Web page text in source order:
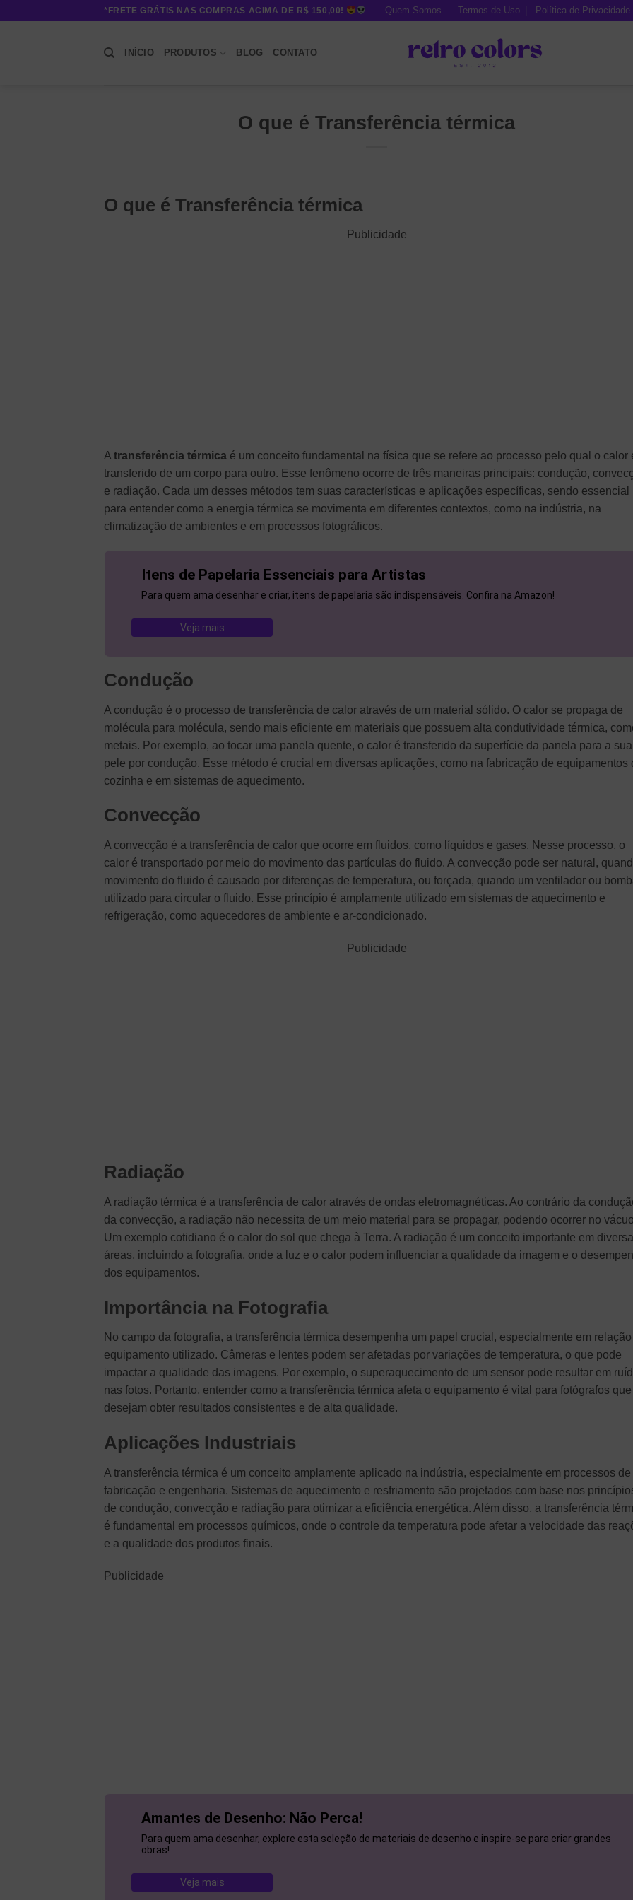
*FRETE GRÁTIS NAS COMPRAS ACIMA DE R$ 150,00! Quem Somos Termos de Uso Política de Privacidade
INÍCIO PRODUTOS BLOG CONTATO
O que é Transferência térmica
O que é Transferência térmica
Publicidade
A transferência térmica é um conceito fundamental na física que se refere ao processo pelo qual o calor
transferido de um corpo para outro. Esse fenômeno ocorre de três maneiras principais: condução,
e radiação. Cada um desses métodos tem suas características e aplicações específicas, sendo essencial
para entender como a energia térmica se movimenta em diferentes contextos, como na indústria, na
climatização de ambientes e em processos fotográficos.
Itens de Papelaria Essenciais para Artistas
Para quem ama desenhar e criar, itens de papelaria são indispensáveis. Confira na Amazon!
Veja mais
Condução
A condução é o processo de transferência de calor através de um material sólido. O calor se propaga de
molécula para molécula, sendo mais eficiente em materiais que possuem alta condutividade térmica,
metais. Por exemplo, ao tocar uma panela quente, o calor é transferido da superfície da panela para a sua
pele por condução. Esse método é crucial em diversas aplicações, como na fabricação de equipamentos
cozinha e em sistemas de aquecimento.
Convecção
A convecção é a transferência de calor que ocorre em fluidos, como líquidos e gases. Nesse processo, o
calor é transportado por meio do movimento das partículas do fluido. A convecção pode ser natural,
movimento do fluido é causado por diferenças de temperatura, ou forçada, quando um ventilador ou
utilizado para circular o fluido. Esse princípio é amplamente utilizado em sistemas de aquecimento e
refrigeração, como aquecedores de ambiente e ar-condicionado.
Publicidade
Radiação
A radiação térmica é a transferência de calor através de ondas eletromagnéticas. Ao contrário da
da convecção, a radiação não necessita de um meio material para se propagar, podendo ocorrer no
Um exemplo cotidiano é o calor do sol que chega à Terra. A radiação é um conceito importante em
áreas, incluindo a fotografia, onde a luz e o calor podem influenciar a qualidade da imagem e o
dos equipamentos.
Importância na Fotografia
No campo da fotografia, a transferência térmica desempenha um papel crucial, especialmente em relação
equipamento utilizado. Câmeras e lentes podem ser afetadas por variações de temperatura, o que pode
impactar a qualidade das imagens. Por exemplo, o superaquecimento de um sensor pode resultar em
nas fotos. Portanto, entender como a transferência térmica afeta o equipamento é vital para fotógrafos que
desejam obter resultados consistentes e de alta qualidade.
Aplicações Industriais
A transferência térmica é um conceito amplamente aplicado na indústria, especialmente em processos de
fabricação e engenharia. Sistemas de aquecimento e resfriamento são projetados com base nos
de condução, convecção e radiação para otimizar a eficiência energética. Além disso, a transferência
é fundamental em processos químicos, onde o controle da temperatura pode afetar a velocidade das
e a qualidade dos produtos finais.
Publicidade
Amantes de Desenho: Não Perca!
Para quem ama desenhar, explore esta seleção de materiais de desenho e inspire-se para criar grandes
obras!
Veja mais